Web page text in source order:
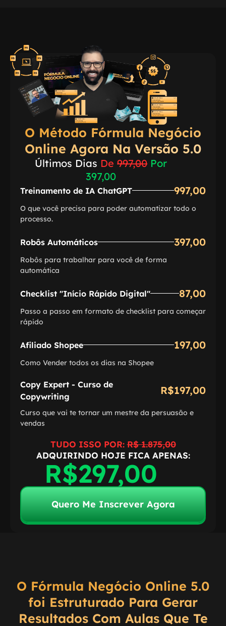
O Método Fórmula Negócio
Online Agora Na Versão 5.0
Últimos Dias De997,00 Por
397,00
Treinamento de IA ChatGPT 997,00
O que você precisa para poder automatizar todo o
processo.
Robôs Automáticos 397,00
Robôs para trabalhar para você de forma
automática
Checklist "Início Rápido Digital" 87,00
Passo a passo em formato de checklist para começar
rápido
Afiliado Shopee 197,00
Como Vender todos os dias na Shopee
Copy Expert - Curso de
Copywriting
R$197,00
Curso que vai te tornar um mestre da persuasão e
vendas
TUDO ISSO POR:R$ 1.875,00
ADQUIRINDO HOJE FICA APENAS:
R$297,00
Quero Me Inscrever Agora
O Fórmula Negócio Online 5.0
foi Estruturado Para Gerar
Resultados Com Aulas Que Te